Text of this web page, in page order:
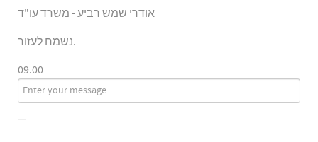
אודרי שמש רביע - משרד עו"ד
נשמח לעזור.
09.00